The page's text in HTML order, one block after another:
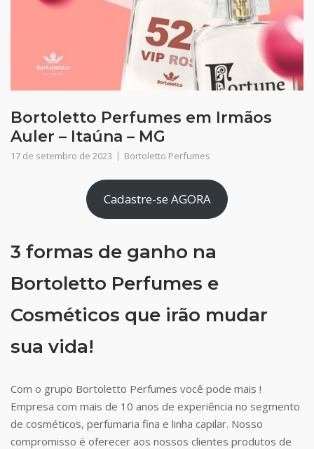
Bortoletto Perfumes em Irmãos
Auler – Itaúna – MG
17 de setembro de 2023 Bortoletto Perfumes
Cadastre-se AGORA
3 formas de ganho na
Bortoletto Perfumes e
Cosméticos que irão mudar
sua vida!
Com o grupo Bortoletto Perfumes você pode mais !
Empresa com mais de 10 anos de experiência no segmento
de cosméticos, perfumaria fina e linha capilar. Nosso
compromisso é oferecer aos nossos clientes produtos de